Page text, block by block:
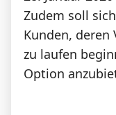
Zudem soll
Kunden, deren
zu laufen
Option